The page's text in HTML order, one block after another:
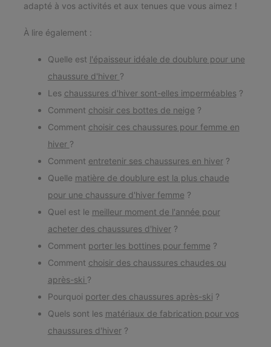
adapté à vos activités et aux tenues que vous aimez !
À lire également :
Quelle est l'épaisseur idéale de doublure pour une
chaussure d'hiver ?
Les chaussures d'hiver sont-elles imperméables?
Comment choisir ces bottes de neige ?
Comment choisir ces chaussures pour femme en
hiver ?
Comment entretenir ses chaussures en hiver?
Quelle matière de doublure est la plus chaude
pour une chaussure d'hiver femme ?
Quel est le meilleur moment de l'année pour
acheter des chaussures d'hiver?
Comment porter les bottines pour femme ?
Comment choisir des chaussures chaudes ou
après-ski ?
Pourquoi porter des chaussures après-ski ?
Quels sont les matériaux de fabrication pour vos
chaussures d'hiver?